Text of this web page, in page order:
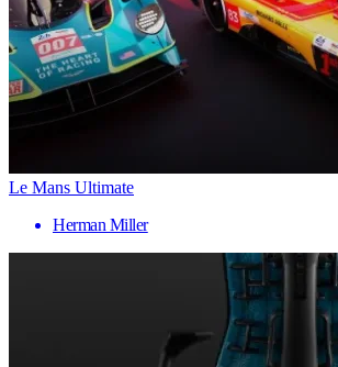
Le Mans Ultimate
Herman Miller